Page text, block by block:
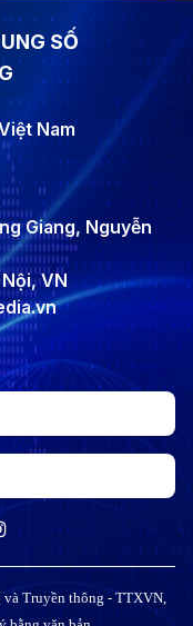
SỐ
Nam
Giang, Nguyễn
VN
Truyền thông - TTXVN,